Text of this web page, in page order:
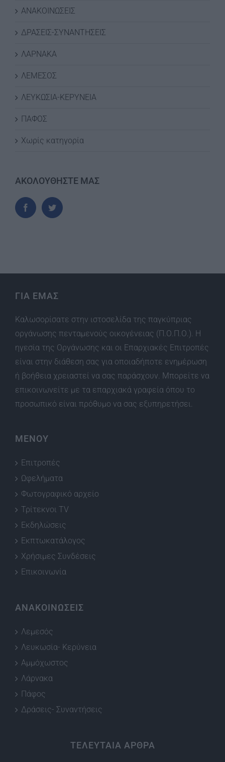
ΑΝΑΚΟΙΝΩΣΕΙΣ
ΔΡΑΣΕΙΣ-ΣΥΝΑΝΤΗΣΕΙΣ
ΛΑΡΝΑΚΑ
ΛΕΜΕΣΟΣ
ΛΕΥΚΩΣΙΑ-ΚΕΡΥΝΕΙΑ
ΠΑΦΟΣ
Χωρίς κατηγορία
ΑΚΟΛΟΥΘΗΣΤΕ ΜΑΣ
ΓΙΑ ΕΜΑΣ
Καλωσορίσατε στην ιστοσελίδα της παγκύπριας
οργάνωσης πενταμενούς οικογένειας (Π.Ο.Π.Ο.). Η
ηγεσία της Οργάνωσης και οι Επαρχιακές Επιτροπές
είναι στην διάθεση σας για οποιαδήποτε ενημέρωση
ή βοήθεια χρειαστεί να σας παράσχουν. Μπορείτε να
επικοινωνείτε με τα επαρχιακά γραφεία όπου το
προσωπικό είναι πρόθυμο να σας εξυπηρετήσει.
ΜΕΝΟΥ
Επιτροπές
Ωφελήματα
Φωτογραφικό αρχείο
Τρίτεκνοι TV
Εκδηλώσεις
Εκπτωκατάλογος
Χρήσιμες Συνδέσεις
Επικοινωνία
ΑΝΑΚΟΙΝΩΣΕΙΣ
Λεμεσός
Λευκωσία- Κερύνεια
Αμμόχωστος
Λάρνακα
Πάφος
Δράσεις- Συναντήσεις
ΤΕΛΕΥΤΑΙΑ ΑΡΘΡΑ